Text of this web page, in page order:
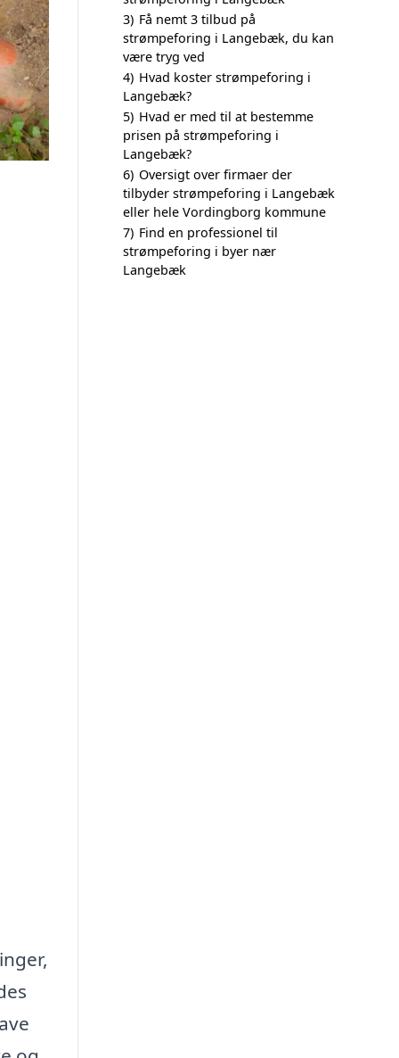
3) Få nemt 3 tilbud på
strømpeforing i Langebæk, du kan
være tryg ved
4) Hvad koster strømpeforing i
Langebæk?
5) Hvad er med til at bestemme
prisen på strømpeforing i
Langebæk?
6) Oversigt over firmaer der
tilbyder strømpeforing i Langebæk
eller hele Vordingborg kommune
7) Find en professionel til
strømpeforing i byer nær
Langebæk